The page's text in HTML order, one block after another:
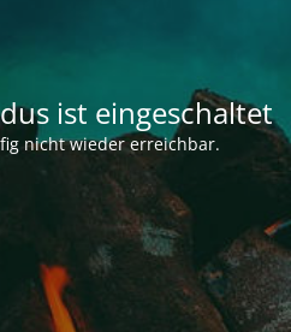
ist eingeschaltet
nicht wieder erreichbar.